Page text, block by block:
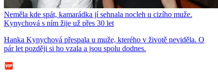
Neměla kde spát, kamarádka jí sehnala nocleh u cizího muže.
Kynychová s ním žije už přes 30 let
Hanka Kynychová přespala u muže, kterého v životě neviděla. O
pár let později si ho vzala a jsou spolu dodnes.